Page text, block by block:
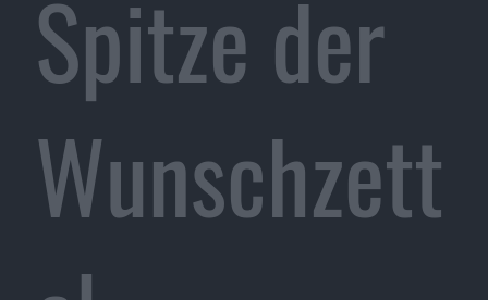
Spitze der
Wunschzett